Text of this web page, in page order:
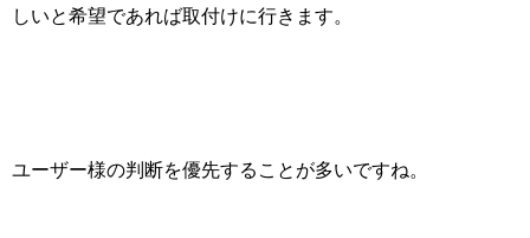
しいと希望であれば取付けに行きます。
ユーザー様の判断を優先することが多いですね。